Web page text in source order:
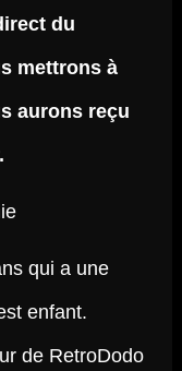
du
mettrons à
aurons reçu
qui a une
enfant.
de RetroDodo